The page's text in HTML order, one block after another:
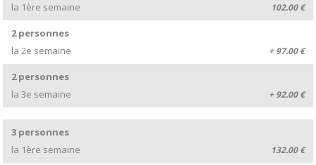
la 1ère semaine
102.00 €
2 personnes
la 2e semaine
+ 97.00 €
2 personnes
la 3e semaine
+ 92.00 €
3 personnes
la 1ère semaine
132.00 €